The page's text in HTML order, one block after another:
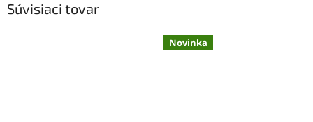
Súvisiaci tovar
Novinka